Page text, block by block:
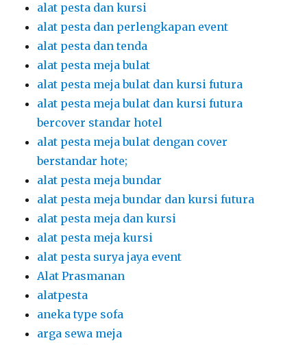
alat pesta dan kursi
alat pesta dan perlengkapan event
alat pesta dan tenda
alat pesta meja bulat
alat pesta meja bulat dan kursi futura
alat pesta meja bulat dan kursi futura
bercover standar hotel
alat pesta meja bulat dengan cover
berstandar hote;
alat pesta meja bundar
alat pesta meja bundar dan kursi futura
alat pesta meja dan kursi
alat pesta meja kursi
alat pesta surya jaya event
Alat Prasmanan
alatpesta
aneka type sofa
arga sewa meja